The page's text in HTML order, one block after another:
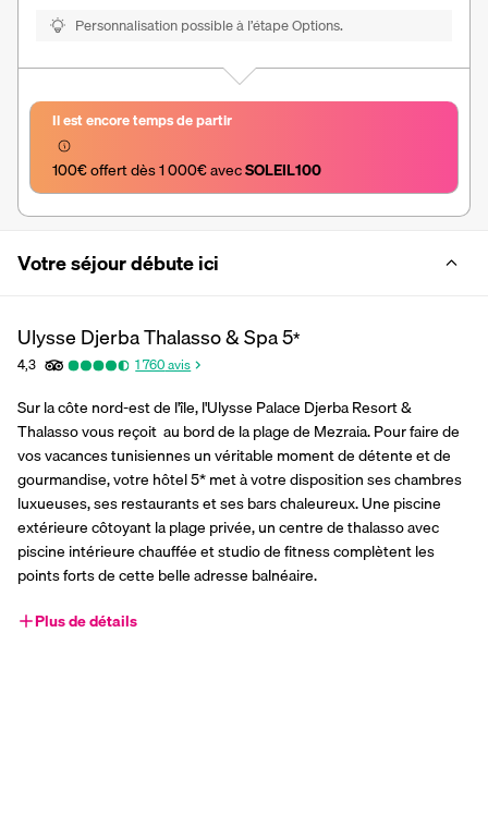
Personnalisation possible à l’étape Options.
Il est encore temps de partir
100€ offert dès 1 000€ avec SOLEIL100
Votre séjour débute ici
Ulysse Djerba Thalasso & Spa5*
4,3 1 760avis
Sur la côte nord-est de l'île, l'Ulysse Palace Djerba Resort &
Thalasso vous reçoit  au bord de la plage de Mezraia. Pour faire de
vos vacances tunisiennes un véritable moment de détente et de
gourmandise, votre hôtel 5* met à votre disposition ses chambres
luxueuses, ses restaurants et ses bars chaleureux. Une piscine
extérieure côtoyant la plage privée, un centre de thalasso avec
piscine intérieure chauffée et studio de fitness complètent les
points forts de cette belle adresse balnéaire.
Plus de détails